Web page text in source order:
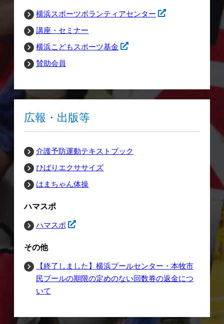
横浜スポーツボランティアセンター
講座・セミナー
横浜こどもスポーツ基金
賛助会員
広報・出版等
介護予防運動テキストブック
ひばりエクササイズ
はまちゃん体操
ハマスポ
ハマスポ
その他
【終了しました】横浜プールセンター・本牧市
民プールの期限の定めのない回数券の返金につ
いて